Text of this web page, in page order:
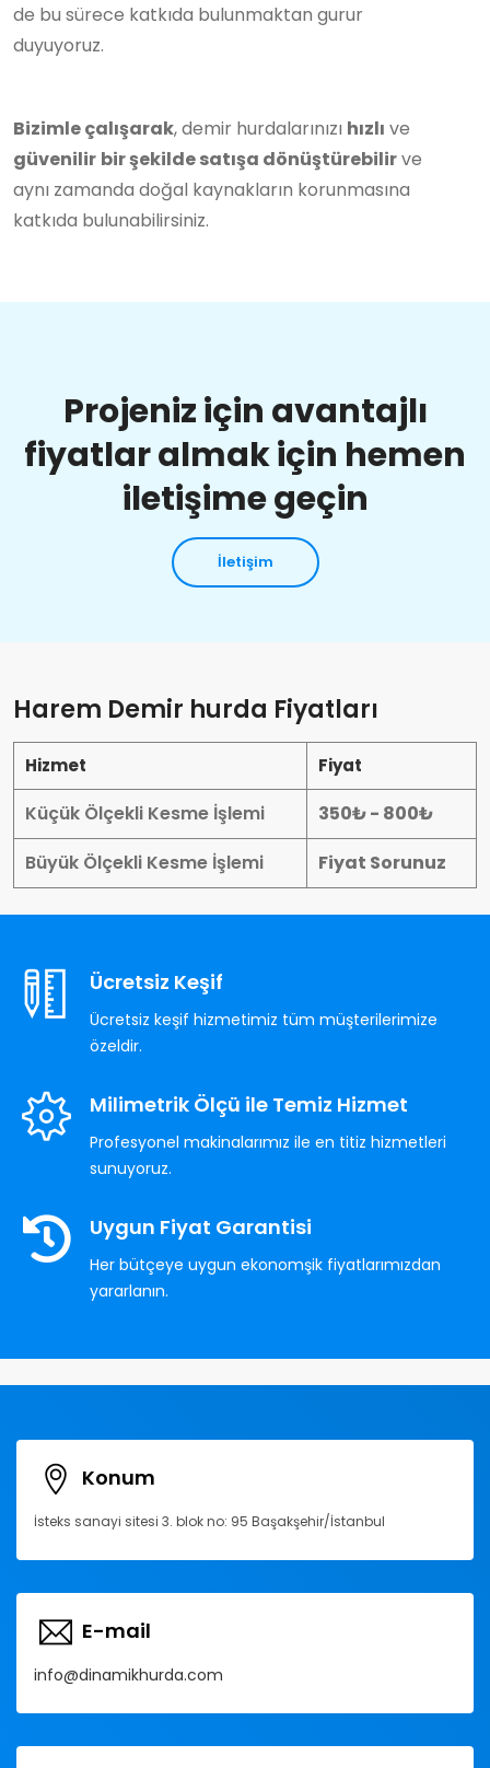
de bu sürece katkıda bulunmaktan gurur
duyuyoruz.
Bizimle çalışarak, demir hurdalarınızı hızlı ve
güvenilir bir şekilde satışa dönüştürebilirve
aynı zamanda doğal kaynakların korunmasına
katkıda bulunabilirsiniz.
Projeniz için avantajlı
fiyatlar almak için hemen
iletişime geçin
İletişim
Harem Demir hurda Fiyatları
Hizmet Fiyat
Küçük Ölçekli Kesme İşlemi
350₺ - 800₺
Büyük Ölçekli Kesme İşlemi
Fiyat Sorunuz
Ücretsiz Keşif
Ücretsiz keşif hizmetimiz tüm müşterilerimize
özeldir.
Milimetrik Ölçü ile Temiz Hizmet
Profesyonel makinalarımız ile en titiz hizmetleri
sunuyoruz.
Uygun Fiyat Garantisi
Her bütçeye uygun ekonomşik fiyatlarımızdan
yararlanın.
Konum
İsteks sanayi sitesi 3. blok no: 95 Başakşehir/İstanbul
E-mail
info@dinamikhurda.com